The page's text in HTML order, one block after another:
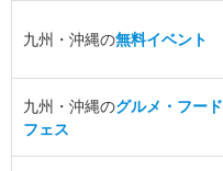
九州・沖縄の無料イベント
九州・沖縄のグルメ・フード
フェス